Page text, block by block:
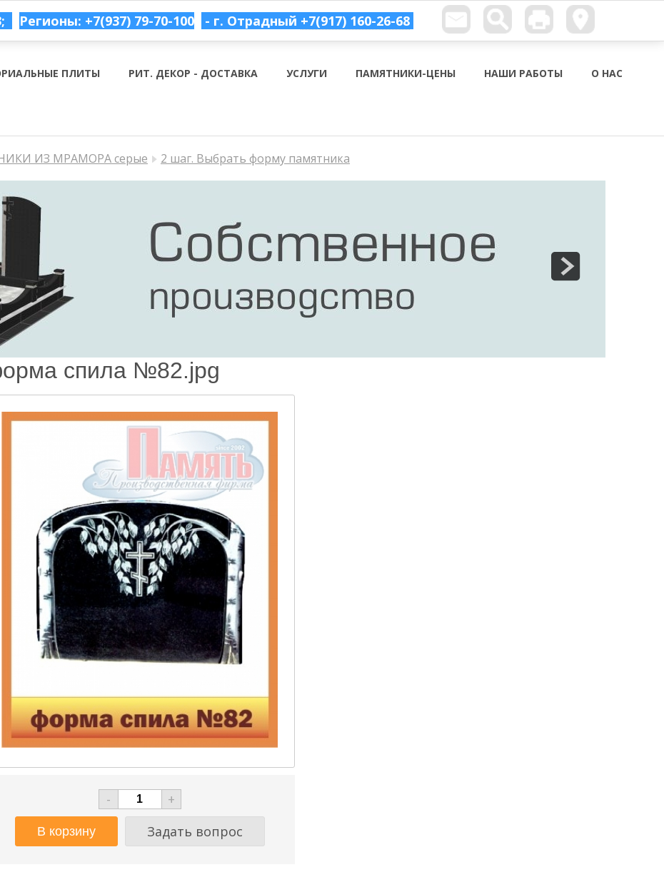
Регионы: +7(937) 79-70-100 - г. Отрадный +7(917) 160-26-68
ПЛИТЫ РИТ. ДЕКОР - ДОСТАВКА УСЛУГИ ПАМЯТНИКИ-ЦЕНЫ НАШИ РАБОТЫ О НАС
ИЗ МРАМОРА серые 2 шаг. Выбрать форму памятника
спила №82.jpg
-
+
Задать вопрос